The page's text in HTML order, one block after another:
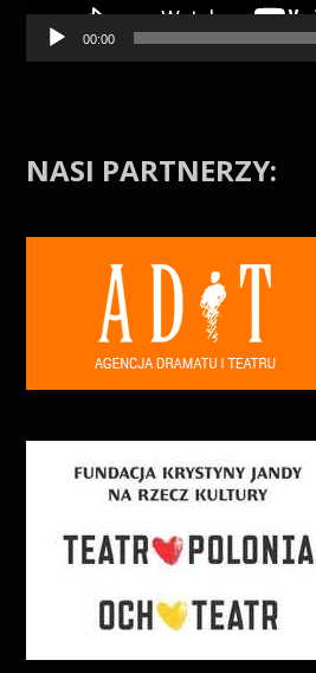
00:00
NASI PARTNERZY: